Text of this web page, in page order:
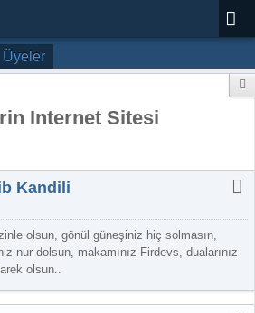
Üyeler
Internet Sitesi
Kandili
olsun, gönül güneşiniz hiç solmasın,
nur dolsun, makamınız Firdevs, dualarınız
olsun..